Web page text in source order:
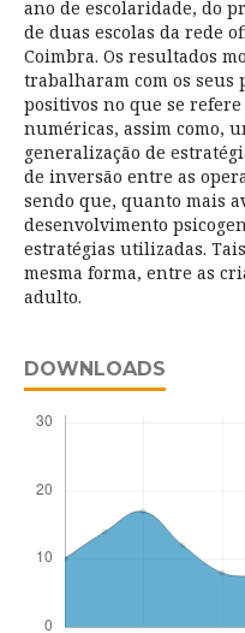
ano de escolaridade, do
de duas escolas da rede
Coimbra. Os resultados
trabalharam com os seus
positivos no que se
numéricas, assim como,
generalização de
de inversão entre as
sendo que, quanto mais
desenvolvimento
estratégias utilizadas.
mesma forma, entre as
adulto.
DOWNLOADS